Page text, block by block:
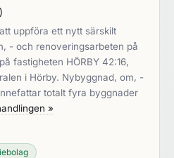
)
uppföra ett nytt särskilt
- och renoveringsarbeten på
fastigheten HÖRBY 42:16,
i Hörby. Nybyggnad, om, -
totalt fyra byggnader
»